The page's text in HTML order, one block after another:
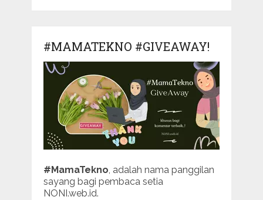
#MAMATEKNO #GIVEAWAY!
#MamaTekno, adalah nama panggilan
sayang bagi pembaca setia
NONI.web.id.